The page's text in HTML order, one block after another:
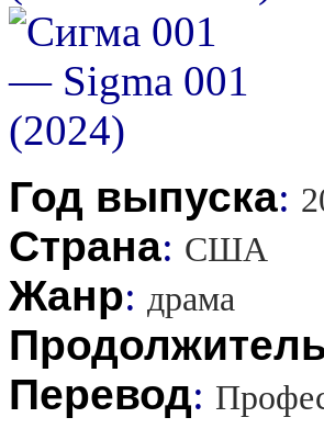
Год выпуска:
Страна: США
Жанр: драма
Перевод: